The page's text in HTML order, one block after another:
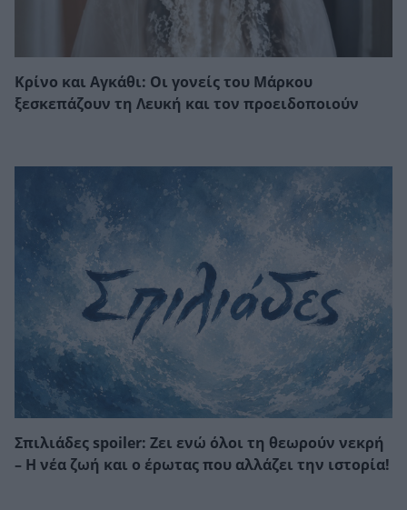
Κρίνο και Αγκάθι: Οι γονείς του Μάρκου
ξεσκεπάζουν τη Λευκή και τον προειδοποιούν
Σπιλιάδες spoiler: Ζει ενώ όλοι τη θεωρούν νεκρή
– Η νέα ζωή και ο έρωτας που αλλάζει την ιστορία!